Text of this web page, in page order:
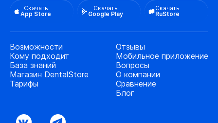
Скачать
App Store
Скачать
Google Play
Скачать
RuStore
Возможности
Кому подходит
База знаний
Магазин DentalStore
Тарифы
Отзывы
Мобильное приложение
Вопросы
О компании
Сравнение
Блог